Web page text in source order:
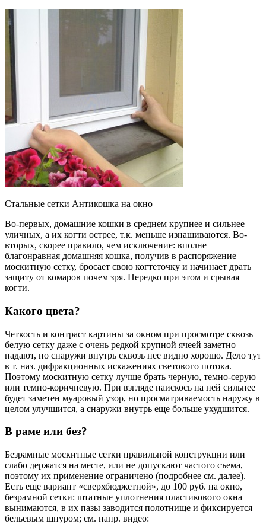
Стальные сетки Антикошка на окно
Во-первых, домашние кошки в среднем крупнее и сильнее
уличных, а их когти острее, т.к. меньше изнашиваются. Во-
вторых, скорее правило, чем исключение: вполне
благонравная домашняя кошка, получив в распоряжение
москитную сетку, бросает свою когтеточку и начинает драть
защиту от комаров почем зря. Нередко при этом и срывая
когти.
Какого цвета?
Четкость и контраст картины за окном при просмотре сквозь
белую сетку даже с очень редкой крупной ячеей заметно
падают, но снаружи внутрь сквозь нее видно хорошо. Дело тут
в т. наз. дифракционных искажениях светового потока.
Поэтому москитную сетку лучше брать черную, темно-серую
или темно-коричневую. При взгляде наискось на ней сильнее
будет заметен муаровый узор, но просматриваемость наружу в
целом улучшится, а снаружи внутрь еще больше ухудшится.
В раме или без?
Безрамные москитные сетки правильной конструкции или
слабо держатся на месте, или не допускают частого съема,
поэтому их применение ограничено (подробнее см. далее).
Есть еще вариант «сверхбюджетной», до 100 руб. на окно,
безрамной сетки: штатные уплотнения пластикового окна
вынимаются, в их пазы заводится полотнище и фиксируется
бельевым шнуром; см. напр. видео: